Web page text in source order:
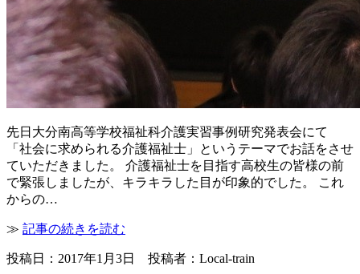
先日大分南高等学校福祉科介護実習事例研究発表会にて
「社会に求められる介護福祉士」というテーマでお話をさせ
ていただきました。 介護福祉士を目指す高校生の皆様の前
で緊張しましたが、キラキラした目が印象的でした。 これ
からの…
≫ 記事の続きを読む
投稿日：2017年1月3日 投稿者：Local-train